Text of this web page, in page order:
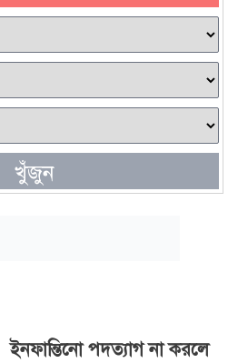
খুঁজুন
ইনফান্তিনো পদত্যাগ না করলে